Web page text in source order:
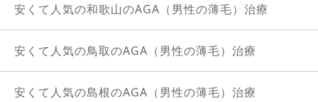
安くて人気の和歌山のAGA（男性の薄毛）治療
安くて人気の鳥取のAGA（男性の薄毛）治療
安くて人気の島根のAGA（男性の薄毛）治療